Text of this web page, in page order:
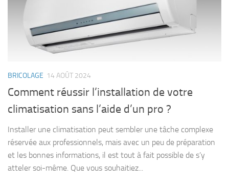
BRICOLAGE 14 AOÛT 2024
Comment réussir l’installation de votre
climatisation sans l’aide d’un pro ?
Installer une climatisation peut sembler une tâche complexe
réservée aux professionnels, mais avec un peu de préparation
et les bonnes informations, il est tout à fait possible de s’y
atteler soi-même. Que vous souhaitiez...